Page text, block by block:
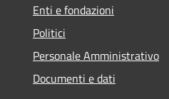
Enti e fondazioni
Politici
Personale Amministrativo
Documenti e dati